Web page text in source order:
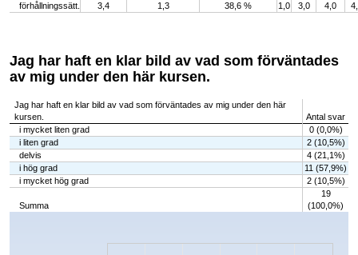
förhållningssätt.
3,4 1,3 38,6 % 1,0 3,0 4,0
Jag har haft en klar bild av vad som förväntades
av mig under den här kursen.
Jag har haft en klar bild av vad som förväntades av mig under den här
kursen.
Antal svar
i mycket liten grad
0 (0,0%)
i liten grad
2 (10,5%)
delvis
4 (21,1%)
i hög grad
11 (57,9%)
i mycket hög grad
2 (10,5%)
Summa
19
(100,0%)
Chart
The chart has 1 X axis displaying categories.